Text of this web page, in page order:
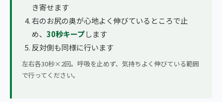
き寄せます
右のお尻の奥が心地よく伸びているところで止
め、 30秒キープします
反対側も同様に行います
左右各30秒×2回。呼吸を止めず、気持ちよく伸びている範囲
で行ってください。